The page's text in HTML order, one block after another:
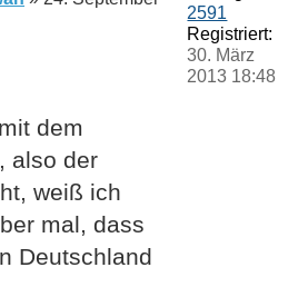
dem
also der
weiß ich
mal, dass
Deutschland
2591
Registriert:
30. März
2013 18:48